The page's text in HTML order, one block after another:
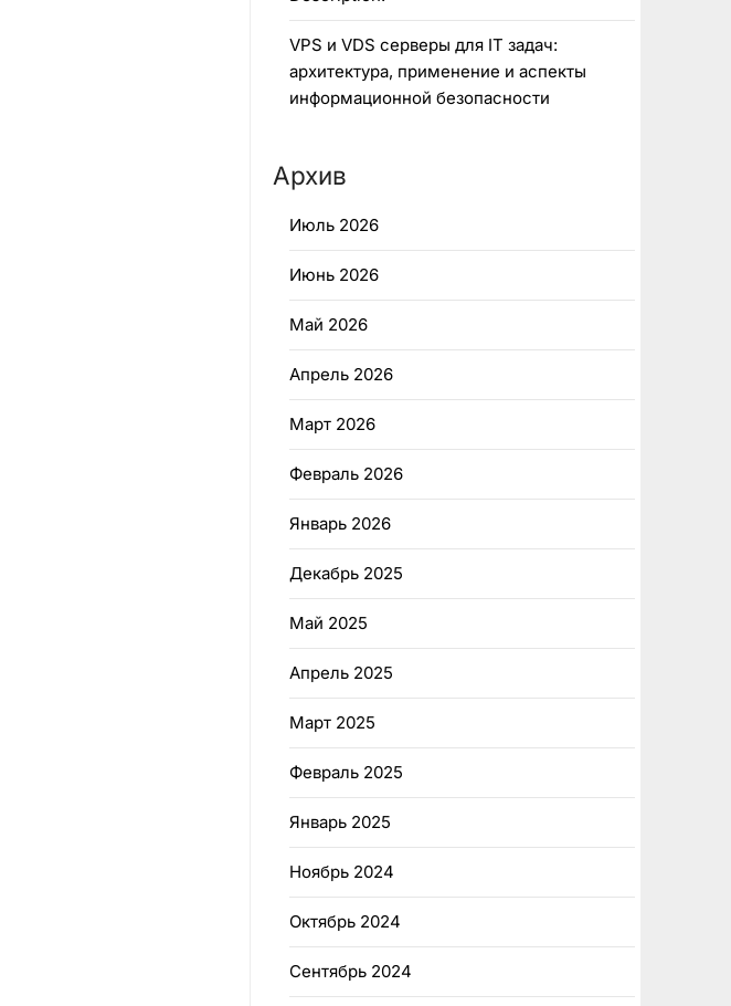
VPS и VDS серверы для IT задач:
архитектура, применение и аспекты
информационной безопасности
Архив
Июль 2026
Июнь 2026
Май 2026
Апрель 2026
Март 2026
Февраль 2026
Январь 2026
Декабрь 2025
Май 2025
Апрель 2025
Март 2025
Февраль 2025
Январь 2025
Ноябрь 2024
Октябрь 2024
Сентябрь 2024